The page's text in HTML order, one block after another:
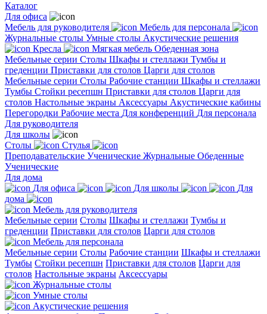
Каталог
Для офиса
Мебель для руководителя
Мебель для персонала
Журнальные столы Умные столы Акустические решения
Кресла
Мягкая мебель Обеденная зона
Мебельные серии Столы Шкафы и стеллажи Тумбы и
греденции Приставки для столов Царги для столов
Мебельные серии Столы Рабочие станции Шкафы и стеллажи
Тумбы Стойки ресепшн Приставки для столов Царги для
столов Настольные экраны Аксессуары Акустические кабины
Перегородки Рабочие места Для конференций Для персонала
Для руководителя
Для школы
Столы
Стулья
Преподавательские Ученические Журнальные Обеденные
Ученические
Для дома
Для офиса
Для школы
Для
дома
Мебель для руководителя
Мебельные серии Столы Шкафы и стеллажи Тумбы и
греденции Приставки для столов Царги для столов
Мебель для персонала
Мебельные серии Столы Рабочие станции Шкафы и стеллажи
Тумбы Стойки ресепшн Приставки для столов Царги для
столов Настольные экраны Аксессуары
Журнальные столы
Умные столы
Акустические решения